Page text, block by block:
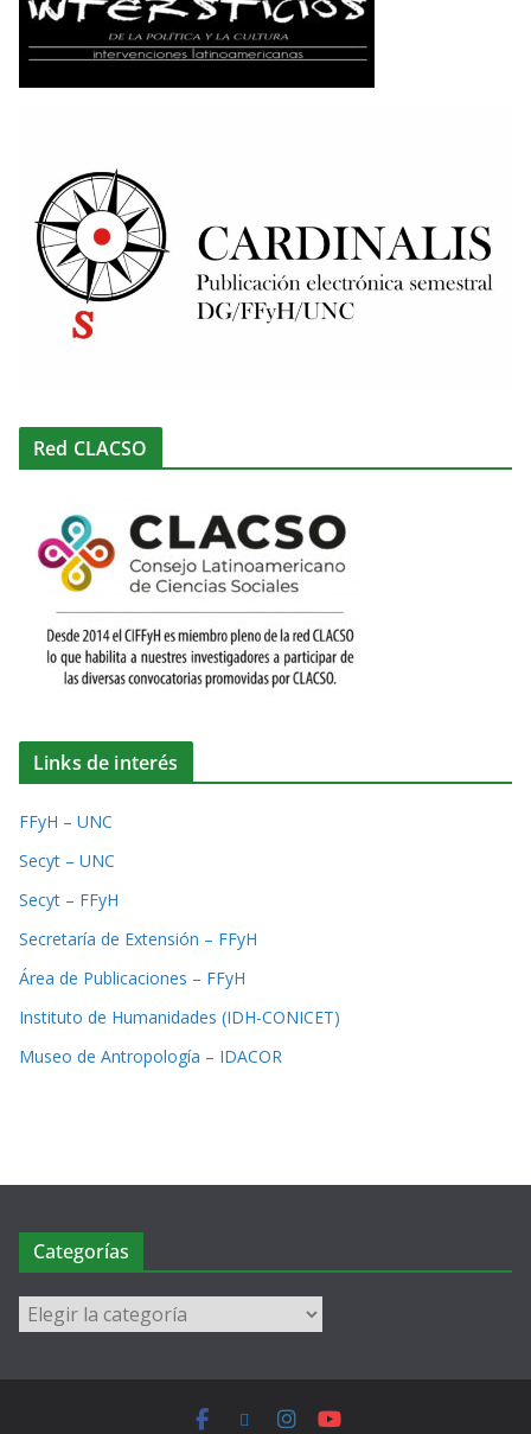
Red CLACSO
Links de interés
FFyH – UNC
Secyt – UNC
Secyt – FFyH
Secretaría de Extensión – FFyH
Área de Publicaciones – FFyH
Instituto de Humanidades (IDH-CONICET)
Museo de Antropología – IDACOR
Categorías